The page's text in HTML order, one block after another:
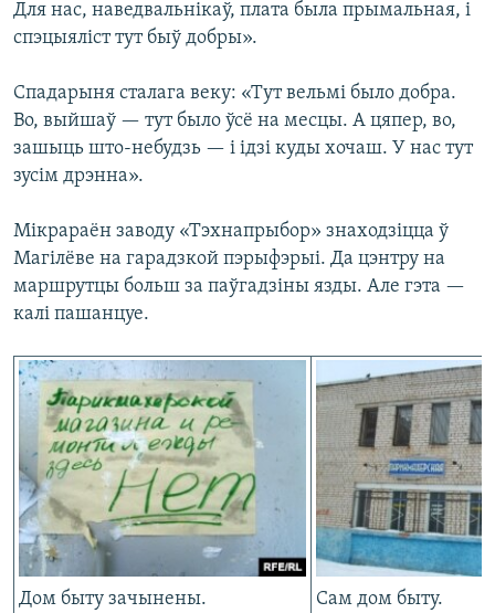
Для нас, наведвальнікаў, плата была прымальная, і
спэцыяліст тут быў добры».
Спадарыня сталага веку: «Тут вельмі было добра.
Во, выйшаў — тут было ўсё на месцы. А цяпер, во,
зашыць што-небудзь — і ідзі куды хочаш. У нас тут
зусім дрэнна».
Мікрараён заводу «Тэхнапрыбор» знаходзіцца ў
Магілёве на гарадзкой пэрыфэрыі. Да цэнтру на
маршрутцы больш за паўгадзіны язды. Але гэта —
калі пашанцуе.
Дом быту зачынены. Сам дом быту.